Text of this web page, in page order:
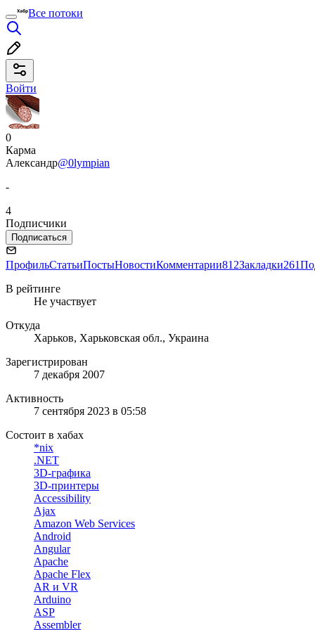
Все потоки
Войти
0
Карма
Александр@0lympian
-
4
Подписчики
Подписаться
ПрофильСтатьиПостыНовостиКомментарии812Закладки261
В рейтинге
Не участвует
Откуда
Харьков, Харьковская обл., Украина
Зарегистрирован
7 декабря 2007
Активность
7 сентября 2023 в 05:58
Состоит в хабах
*nix
.NET
3D-графика
3D-принтеры
Accessibility
Ajax
Amazon Web Services
Android
Angular
Apache
Apache Flex
AR и VR
Arduino
ASP
Assembler